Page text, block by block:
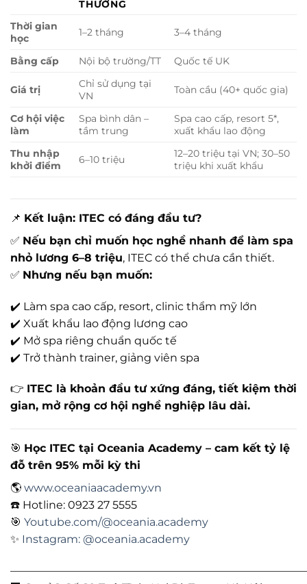
THƯỜNG
Thời gian
học
1–2 tháng 3–4 tháng
Bằng cấp Nội bộ trường/TT Quốc tế UK
Giá trị
Chỉ sử dụng tại
VN
Toàn cầu (40+ quốc gia)
Cơ hội việc
làm
Spa bình dân –
tầm trung
Spa cao cấp, resort 5*,
xuất khẩu lao động
Thu nhập
khởi điểm
6–10 triệu
12–20 triệu tại VN; 30–50
triệu khi xuất khẩu
📌 Kết luận: ITEC có đáng đầu tư?
✅ Nếu bạn chỉ muốn học nghề nhanh để làm spa
nhỏ lương 6–8 triệu, ITEC có thể chưa cần thiết.
✅ Nhưng nếu bạn muốn:
✔️ Làm spa cao cấp, resort, clinic thẩm mỹ lớn
✔️ Xuất khẩu lao động lương cao
✔️ Mở spa riêng chuẩn quốc tế
✔️ Trở thành trainer, giảng viên spa
👉 ITEC là khoản đầu tư xứng đáng, tiết kiệm thời
gian, mở rộng cơ hội nghề nghiệp lâu dài.
🎯 Học ITEC tại Oceania Academy – cam kết tỷ lệ
đỗ trên 95% mỗi kỳ thi
🌎 www.oceaniaacademy.vn
☎️ Hotline: 0923 27 5555
🎯 Youtube.com/@oceania.academy
✨ Instagram: @oceania.academy